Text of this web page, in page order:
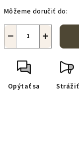
cena:
Môžeme doručiť do:
+
−
Opýtať sa Strážiť